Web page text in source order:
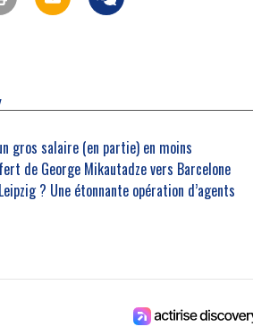
gros salaire (en partie) en moins
de George Mikautadze vers Barcelone
? Une étonnante opération d’agents